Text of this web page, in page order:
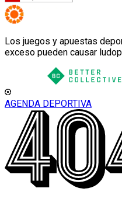
Los juegos y apuestas
exceso pueden causar
AGENDA DEPORTIVA